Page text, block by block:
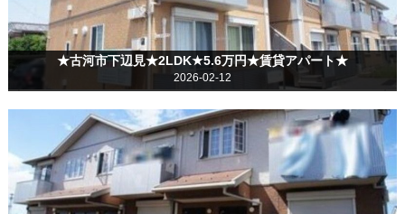
★古河市下辺見★2LDK★5.6万円★賃貸アパート★
2026-02-12